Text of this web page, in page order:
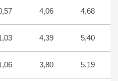
4,06 4,68
4,39 5,40
3,80 5,19